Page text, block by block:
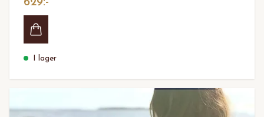
629:-
I lager